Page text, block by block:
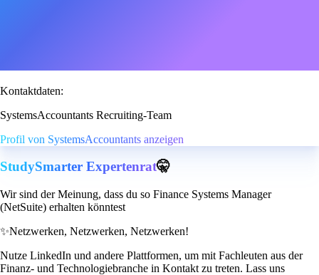
Kontaktdaten:
SystemsAccountants Recruiting-Team
Profil von SystemsAccountants anzeigen
StudySmarter Expertenrat🤫
Wir sind der Meinung, dass du so Finance Systems Manager
(NetSuite) erhalten könntest
✨Netzwerken, Netzwerken, Netzwerken!
Nutze LinkedIn und andere Plattformen, um mit Fachleuten aus der
Finanz- und Technologiebranche in Kontakt zu treten. Lass uns